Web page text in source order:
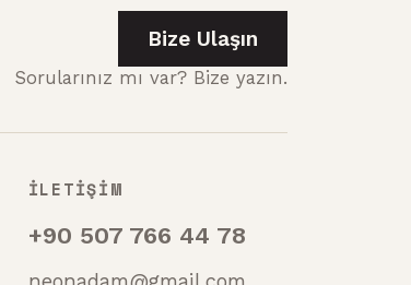
Bize Ulaşın
Sorularınız mı var? Bize yazın.
İLETİŞİM
+90 507 766 44 78